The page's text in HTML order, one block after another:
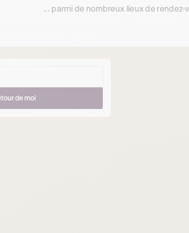
... parmi de nombreux lieux de rendez-
de moi